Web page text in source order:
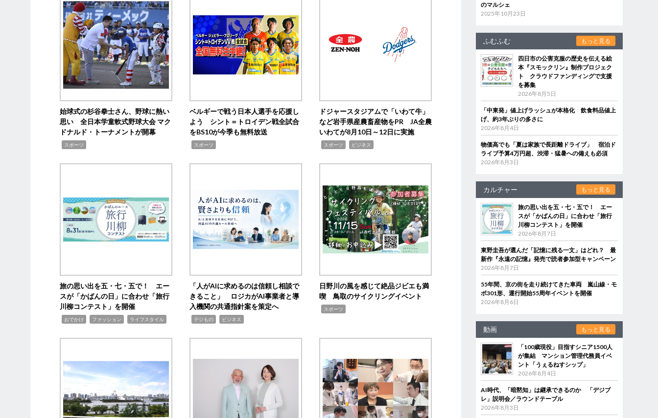
始球式の杉谷拳士さん、野球に熱い
思い 全日本学童軟式野球大会 マク
ドナルド・トーナメントが開幕
スポーツ
ベルギーで戦う日本人選手を応援し
よう シント＝トロイデン戦全試合
をBS10が今季も無料放送
スポーツ
ドジャースタジアムで「いわて牛」
など岩手県産農畜産物をPR JA全農
いわてが8月10日～12日に実施
スポーツ ビジネス
旅の思い出を五・七・五で！ エー
スが「かばんの日」に合わせ「旅行
川柳コンテスト」を開催
おでかけ ファッション ライフスタイル
「人がAIに求めるのは信頼し相談で
きること」 ロジカがAI事業者と導
入機関の共通指針案を策定へ
デジもの ビジネス
日野川の風を感じて絶品ジビエも満
喫 鳥取のサイクリングイベント
スポーツ
のマルシェ
2025年10月23日
ふむふむ もっと見る
四日市の公害克服の歴史を伝える絵
本『スモックリン』制作プロジェク
ト クラウドファンディングで支援
を募集
2026年8月5日
「中東発」値上げラッシュが本格化 飲食料品値上
げ、約3年ぶりの多さに
2026年8月4日
物価高でも「夏は家族で長距離ドライブ」 宿泊ド
ライブ予算4万円超、渋滞・猛暑への備えも必須
2026年8月3日
カルチャー もっと見る
旅の思い出を五・七・五で！ エー
スが「かばんの日」に合わせ「旅行
川柳コンテスト」を開催
2026年8月7日
東野圭吾が選んだ「記憶に残る一文」はどれ？ 最
新作『永遠の記憶』発売で読者参加型キャンペーン
2026年8月7日
55年間、京の街を走り続けてきた車両 嵐山線・モ
ボ301形、運行開始55周年イベントを開催
2026年8月6日
動画 もっと見る
「100歳現役」目指すシニア1500人
が集結 マンション管理代務員イベ
ント「うぇるねすシップ」
2026年8月4日
AI時代、「暗黙知」は継承できるのか 「デジブ
レ」説明会／ラウンドテーブル
2026年8月3日